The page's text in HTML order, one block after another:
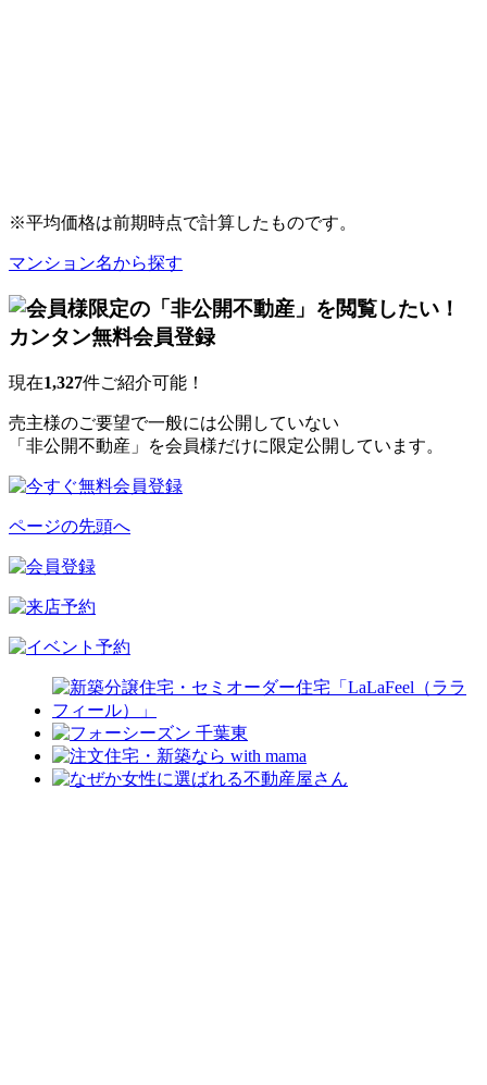
※平均価格は前期時点で計算したものです。
マンション名から探す
現在1,327件ご紹介可能！
売主様のご要望で一般には公開していない
「非公開不動産」を会員様だけに限定公開しています。
ページの先頭へ